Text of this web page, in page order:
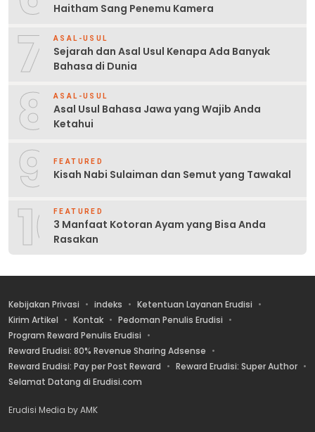
Haitham Sang Penemu Kamera
7 ASAL-USUL
Sejarah dan Asal Usul Kenapa Ada Banyak
Bahasa di Dunia
8 ASAL-USUL
Asal Usul Bahasa Jawa yang Wajib Anda
Ketahui
9 FEATURED
Kisah Nabi Sulaiman dan Semut yang Tawakal
10FEATURED
3 Manfaat Kotoran Ayam yang Bisa Anda
Rasakan
Kebijakan Privasi indeks
Ketentuan Layanan Erudisi
Kirim Artikel
Kontak
Pedoman Penulis Erudisi
Program Reward Penulis Erudisi
Reward Erudisi: 80% Revenue Sharing Adsense
Reward Erudisi: Pay per Post Reward
Reward Erudisi: Super Author
Selamat Datang di Erudisi.com
Erudisi Media by AMK